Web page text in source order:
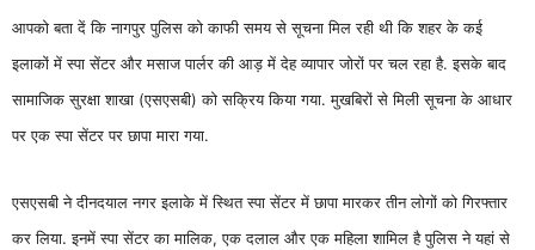
आपको बता दें कि नागपुर पुलिस को काफी समय से सूचना मिल रही थी कि शहर के कई
इलाकों में स्पा सेंटर और मसाज पार्लर की आड़ में देह व्यापार जोरों पर चल रहा है. इसके बाद
सामाजिक सुरक्षा शाखा (एसएसबी) को सक्रिय किया गया. मुखबिरों से मिली सूचना के आधार
पर एक स्पा सेंटर पर छापा मारा गया.
एसएसबी ने दीनदयाल नगर इलाके में स्थित स्पा सेंटर में छापा मारकर तीन लोगों को गिरफ्तार
कर लिया. इनमें स्पा सेंटर का मालिक, एक दलाल और एक महिला शामिल है पुलिस ने यहां से